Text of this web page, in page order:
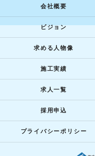
会社概要
ビジョン
求める人物像
施工実績
求人一覧
採用申込
プライバシーポリシー